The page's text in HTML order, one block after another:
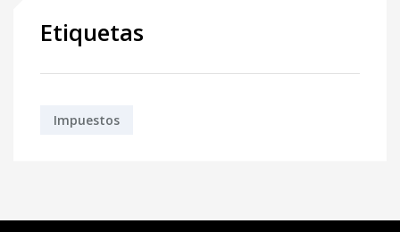
Etiquetas
Impuestos